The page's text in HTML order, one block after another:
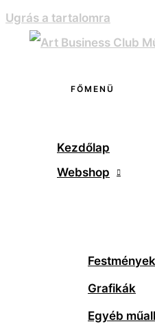
Ugrás a tartalomra
FŐMENÜ
Kezdőlap
Webshop
Festmények
Grafikák
Egyéb